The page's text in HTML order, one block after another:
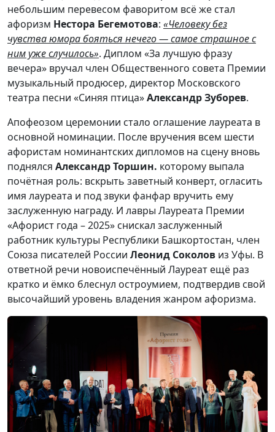
небольшим перевесом фаворитом всё же стал
афоризм Нестора Бегемотова: «Человеку без
чувства юмора бояться нечего — самое страшное с
ним уже случилось». Диплом «За лучшую фразу
вечера» вручал член Общественного совета Премии
музыкальный продюсер, директор Московского
театра песни «Синяя птица»Александр Зуборев.
Апофеозом церемонии стало оглашение лауреата в
основной номинации. После вручения всем шести
афористам номинантских дипломов на сцену вновь
поднялся Александр Торшин. которому выпала
почётная роль: вскрыть заветный конверт, огласить
имя лауреата и под звуки фанфар вручить ему
заслуженную награду. И лавры Лауреата Премии
«Афорист года – 2025» снискал заслуженный
работник культуры Республики Башкортостан, член
Союза писателей России Леонид Соколов из Уфы. В
ответной речи новоиспечённый Лауреат ещё раз
кратко и ёмко блеснул остроумием, подтвердив свой
высочайший уровень владения жанром афоризма.